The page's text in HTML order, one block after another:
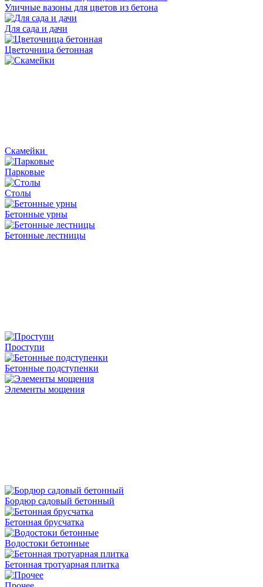
Уличные вазоны для цветов из бетона
Для сада и дачи
Цветочница бетонная
Скамейки
Парковые
Столы
Бетонные урны
Бетонные лестницы
Проступи
Бетонные подступенки
Элементы мощения
Бордюр садовый бетонный
Бетонная брусчатка
Водостоки бетонные
Бетонная тротуарная плитка